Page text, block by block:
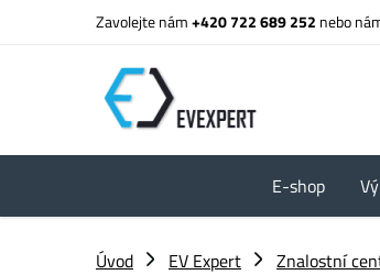
Zavolejte nám+420 722 689 252 nebo
E-shop
Úvod EV Expert Znalostní